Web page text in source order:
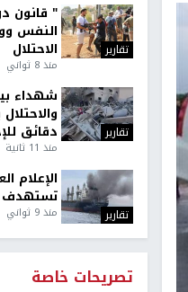
تقارير
" قانون
النفس
الاحتلال
منذ 8 ثواني
تقارير
شهداء
دقائق
منذ 11 ثانية
تقارير
الإعلام
تستهدف
منذ 9 ثواني
تصريحات خاصة